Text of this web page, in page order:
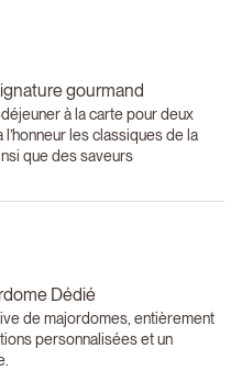
gourmand
à la carte pour deux
les classiques de la
que des saveurs
Dédié
de majordomes, entièrement
personnalisées et un